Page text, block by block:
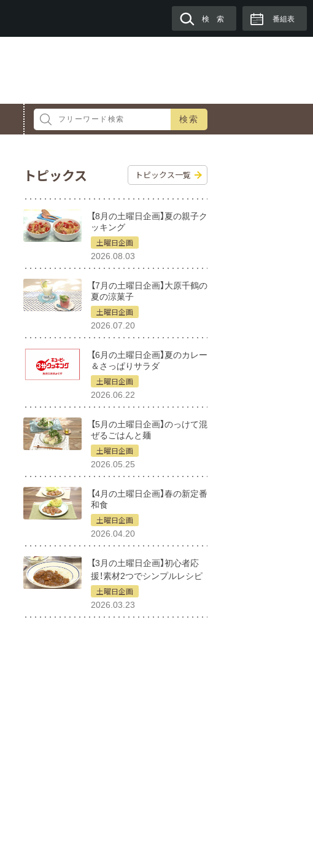
検 索 番組表
検索
トピックス トピックス一覧
【8月の土曜日企画】夏の親子ク
ッキング
土曜日企画
2026.08.03
【7月の土曜日企画】大原千鶴の
夏の涼菓子
土曜日企画
2026.07.20
【6月の土曜日企画】夏のカレー
＆さっぱりサラダ
土曜日企画
2026.06.22
【5月の土曜日企画】のっけて混
ぜるごはんと麺
土曜日企画
2026.05.25
【4月の土曜日企画】春の新定番
和食
土曜日企画
2026.04.20
【3月の土曜日企画】初心者応
援！素材2つでシンプルレシピ
土曜日企画
2026.03.23